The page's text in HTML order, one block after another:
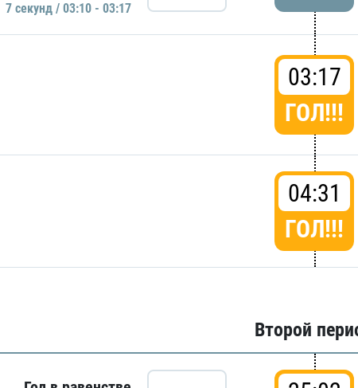
7 секунд / 03:10 - 03:17
03:17
ГОЛ!!!
04:31
ГОЛ!!!
Второй